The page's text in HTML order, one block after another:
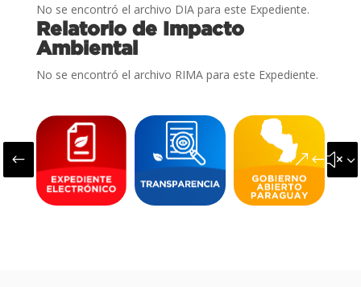
No se encontró el archivo DIA para este Expediente.
Relatorio de Impacto
Ambiental
No se encontró el archivo RIMA para este Expediente.
#